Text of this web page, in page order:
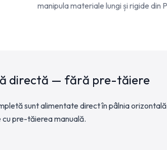
manipula materiale lungi și rigide din
directă — fără pre-tăiere
sunt alimentate direct în pâlnia
pre-tăierea manuală.